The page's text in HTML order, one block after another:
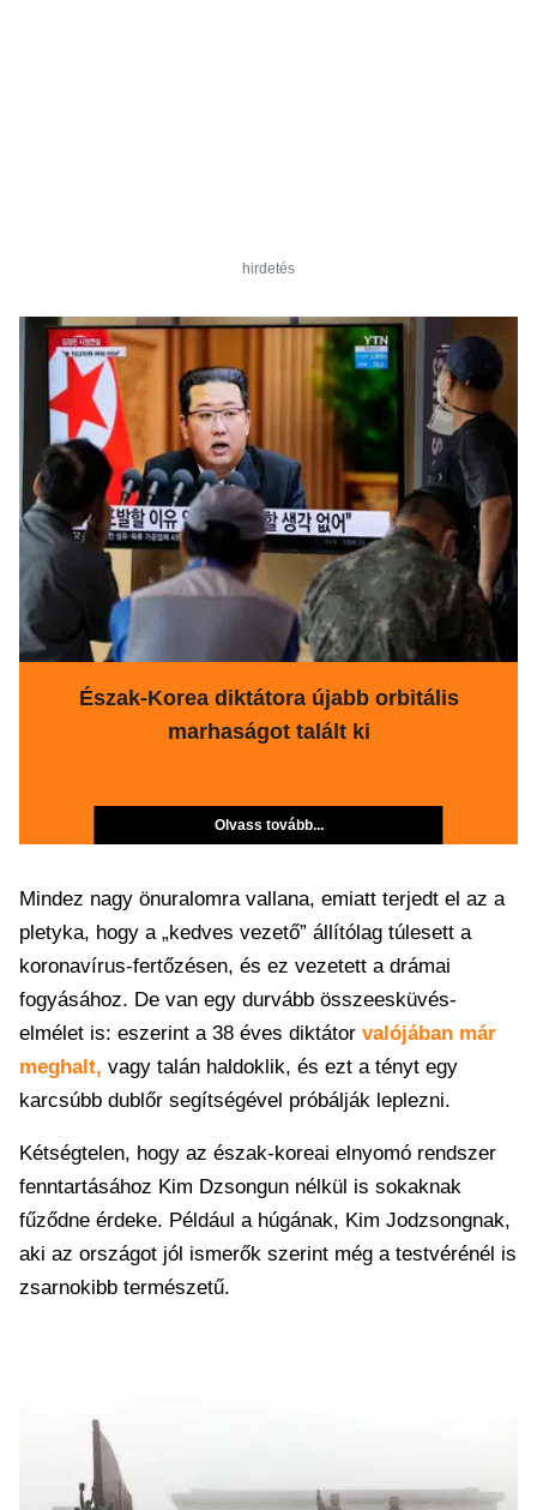
hirdetés
Észak-Korea diktátora újabb orbitális
marhaságot talált ki
Olvass tovább...
Mindez nagy önuralomra vallana, emiatt terjedt el az a
pletyka, hogy a „kedves vezető” állítólag túlesett a
koronavírus-fertőzésen, és ez vezetett a drámai
fogyásához. De van egy durvább összeesküvés-
elmélet is: eszerint a 38 éves diktátor valójában már
meghalt, vagy talán haldoklik, és ezt a tényt egy
karcsúbb dublőr segítségével próbálják leplezni.
Kétségtelen, hogy az észak-koreai elnyomó rendszer
fenntartásához Kim Dzsongun nélkül is sokaknak
fűződne érdeke. Például a húgának, Kim Jodzsongnak,
aki az országot jól ismerők szerint még a testvérénél is
zsarnokibb természetű.